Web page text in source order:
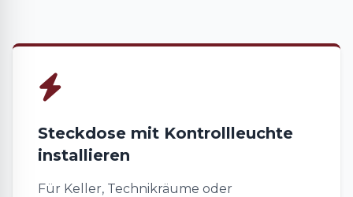
Steckdose mit Kontrollleuchte
installieren
Für Keller, Technikräume oder